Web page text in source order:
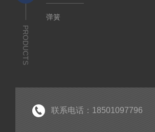
PRODUCTS
弹簧
联系电话：18501097796